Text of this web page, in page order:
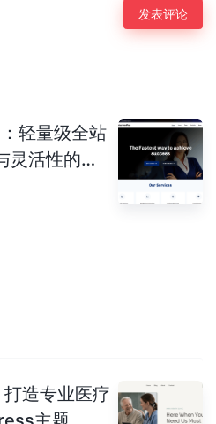
轻量级全站
灵活性的完
造专业医疗